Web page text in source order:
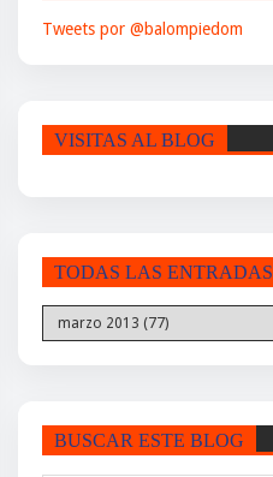
Tweets por @balompiedom
VISITAS AL BLOG
TODAS LAS ENTRADAS
BUSCAR ESTE BLOG